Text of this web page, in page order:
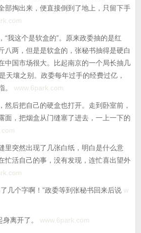
部掏出来，便直接倒到了地上，只留下手
“我这个是软盒的”。原来政委抽的是红
八两，但是是软盒的，张秘书抽得是硬白
中国市场很大。比起南京的一个局长抽几
天壤之别。政委每年过手的经费过亿，
。
www.6park.com
然后把自己的硬盒也打开。走到卧室前，
面，把烟盒从门缝塞了进去，一上一下的
里突然出现了几张白纸，明白是什么意
忙活自己的事，没有发现，连忙喜出望外
几个字啊！”政委等到张秘书回来后说 w
离开了。 www.6park.com